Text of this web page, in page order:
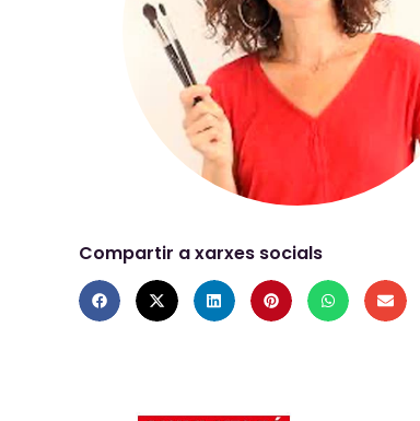
Compartir a xarxes socials